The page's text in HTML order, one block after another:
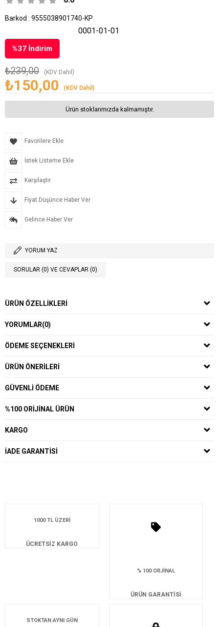
Barkod : 9555038901740-KP
%37 İndirim
₺239,00 (KDV Dahil)
₺150,00 (KDV Dahil)
0001-01-01
Ürün stoklarımızda kalmamıştır.
Favorilere Ekle
İstek Listeme Ekle
Karşılaştır
Fiyat Düşünce Haber Ver
Gelince Haber Ver
YORUM YAZ
SORULAR (0) VE CEVAPLAR (0)
ÜRÜN ÖZELLIKLERI
YORUMLAR(0)
ÖDEME SEÇENEKLERI
ÜRÜN ÖNERILERI
GÜVENLI ÖDEME
%100 ORIJINAL ÜRÜN
KARGO
İADE GARANTISI
1000 TL ÜZERİ
ÜCRETSİZ KARGO
% 100 ORJİNAL
ÜRÜN GARANTİSİ
STOKTAN AYNI GÜN